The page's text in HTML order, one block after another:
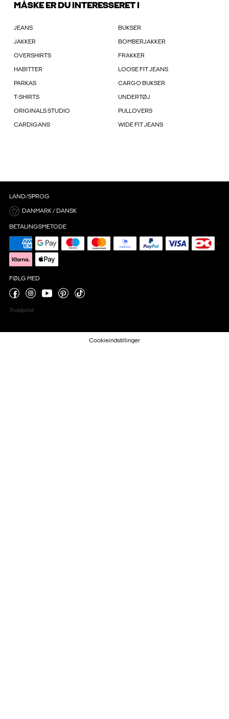
MÅSKE ER DU INTERESSERET I
JEANS BUKSER
JAKKER BOMBERJAKKER
OVERSHIRTS FRAKKER
HABITTER LOOSE FIT JEANS
PARKAS CARGO BUKSER
T-SHIRTS UNDERTØJ
ORIGINALS STUDIO PULLOVERS
CARDIGANS WIDE FIT JEANS
LAND/SPROG
DANMARK / DANSK
BETALINGSMETODE
FØLG MED
Trustpilot
Cookieindstillinger